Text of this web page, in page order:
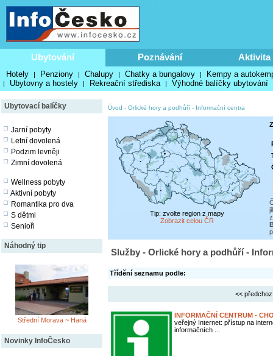
Ubytování Poznávání Aktivita
Hotely | Penziony | Chalupy | Chatky a bungalovy | Kempy a
| Ubytovny a hostely | Rekreační střediska | Výhodné balíčky ubytování
Ubytovací balíčky
Jarní pobyty
Letní dovolená
Podzim levněji
Zimní dovolená
Wellness pobyty
Aktivní pobyty
Romantika pro dva
S dětmi
Senioři
Náhodný tip
Střední Morava ~ Haná
Novinky InfoČesko
Úvod - Orlické hory a podhůří - Informační centra
Tip: zvolte region z mapy
Zobrazit celou ČR
Služby - Orlické hory a podhůří -
Třídění seznamu podle:
<<
INFORMAČNÍ CENTRUM -
veřejný Internet: přístup na
informačních ...